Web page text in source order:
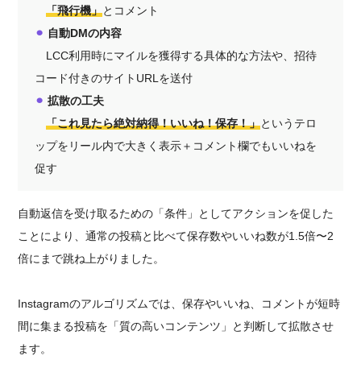
「飛行機」とコメント
⚫︎ 自動DMの内容
LCC利用時にマイルを獲得する具体的な方法や、招待
コード付きのサイトURLを送付
⚫︎ 拡散の工夫
「これ見たら絶対納得！いいね！保存！」というテロ
ップをリール内で大きく表示＋コメント欄でもいいねを
促す
自動返信を受け取るための「条件」としてアクションを促した
ことにより、通常の投稿と比べて保存数やいいね数が1.5倍〜2
倍にまで跳ね上がりました。
Instagramのアルゴリズムでは、保存やいいね、コメントが短時
間に集まる投稿を「質の高いコンテンツ」と判断して拡散させ
ます。